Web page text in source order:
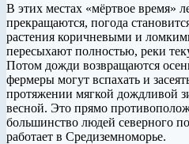
В этих местах «мёртвое время»
прекращаются, погода
растения коричневыми и
пересыхают полностью, реки
Потом дожди возвращаются
фермеры могут вспахать и
протяжении мягкой дождливой
весной. Это прямо
большинство людей северного
работает в Средиземноморье.